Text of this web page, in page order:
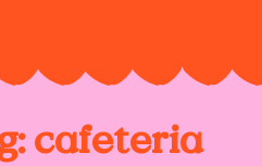
cafeteria